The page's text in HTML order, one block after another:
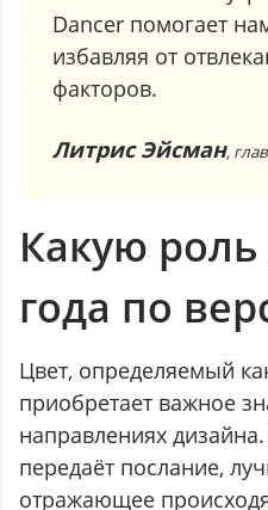
Dancer помогает
избавляя от
факторов.
Литрис Эйсман,
Какую роль
года по
Цвет, определяемый
приобретает важное
направлениях
передаёт послание,
отражающее